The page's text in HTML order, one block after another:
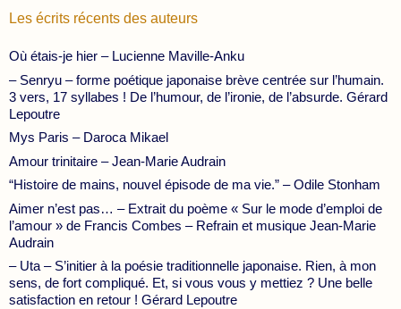
Les écrits récents des auteurs
Où étais-je hier – Lucienne Maville-Anku
– Senryu – forme poétique japonaise brève centrée sur l’humain.
3 vers, 17 syllabes ! De l’humour, de l’ironie, de l’absurde. Gérard
Lepoutre
Mys Paris – Daroca Mikael
Amour trinitaire – Jean-Marie Audrain
“Histoire de mains, nouvel épisode de ma vie.” – Odile Stonham
Aimer n’est pas… – Extrait du poème « Sur le mode d’emploi de
l’amour » de Francis Combes – Refrain et musique Jean-Marie
Audrain
– Uta – S’initier à la poésie traditionnelle japonaise. Rien, à mon
sens, de fort compliqué. Et, si vous vous y mettiez ? Une belle
satisfaction en retour ! Gérard Lepoutre